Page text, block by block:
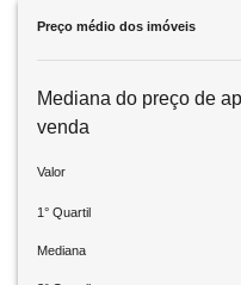
Preço médio dos imóveis
Mediana do preço de
venda
Valor
1° Quartil
Mediana